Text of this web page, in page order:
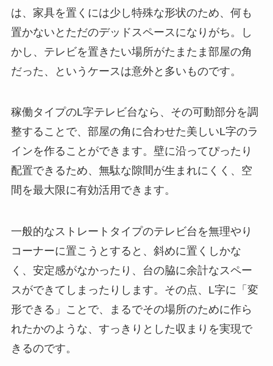
は、家具を置くには少し特殊な形状のため、何も
置かないとただのデッドスペースになりがち。し
かし、テレビを置きたい場所がたまたま部屋の角
だった、というケースは意外と多いものです。
稼働タイプのL字テレビ台なら、その可動部分を調
整することで、部屋の角に合わせた美しいL字のラ
インを作ることができます。壁に沿ってぴったり
配置できるため、無駄な隙間が生まれにくく、空
間を最大限に有効活用できます。
一般的なストレートタイプのテレビ台を無理やり
コーナーに置こうとすると、斜めに置くしかな
く、安定感がなかったり、台の脇に余計なスペー
スができてしまったりします。その点、L字に「変
形できる」ことで、まるでその場所のために作ら
れたかのような、すっきりとした収まりを実現で
きるのです。